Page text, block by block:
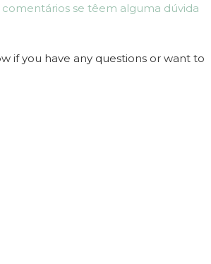
se têem alguma dúvida
if you have any questions or want to